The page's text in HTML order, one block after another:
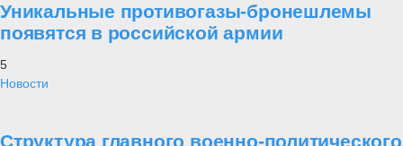
Уникальные противогазы-бронешлемы
появятся в российской армии
5
Новости
Структура главного военно-политического